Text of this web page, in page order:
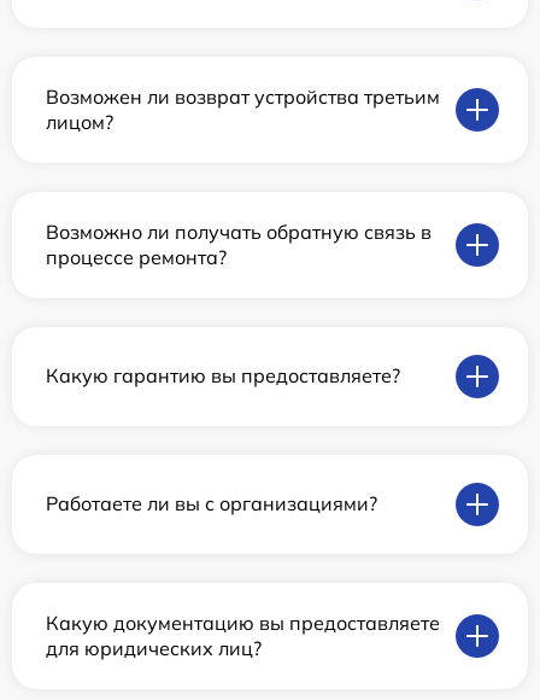
Возможен ли возврат устройства третьим
лицом?
Возможно ли получать обратную связь в
процессе ремонта?
Какую гарантию вы предоставляете?
Работаете ли вы с организациями?
Какую документацию вы предоставляете
для юридических лиц?